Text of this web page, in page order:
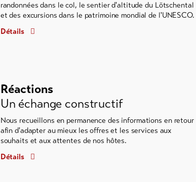
randonnées dans le col, le sentier d'altitude du Lötschental
et des excursions dans le patrimoine mondial de l'UNESCO.
Détails
Réactions
Un échange constructif
Nous recueillons en permanence des informations en retour
afin d'adapter au mieux les offres et les services aux
souhaits et aux attentes de nos hôtes.
Détails